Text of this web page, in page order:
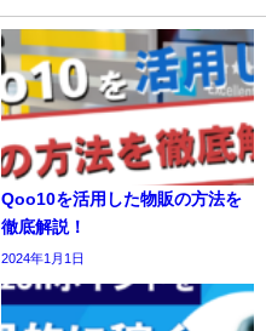
Qoo10を活用した物販の方法を
徹底解説！
2024年1月1日